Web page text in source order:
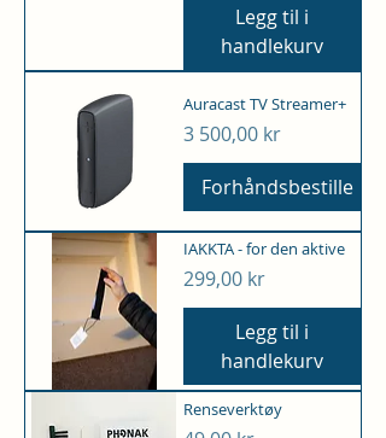
Legg til i
handlekurv
Auracast TV Streamer+
Pris
3 500,00 kr
Forhåndsbestille
IAKKTA - for den aktive
Pris
299,00 kr
Legg til i
handlekurv
Renseverktøy